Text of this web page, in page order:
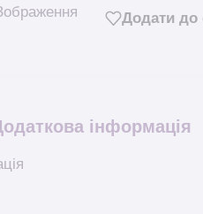
Додати до
інформація